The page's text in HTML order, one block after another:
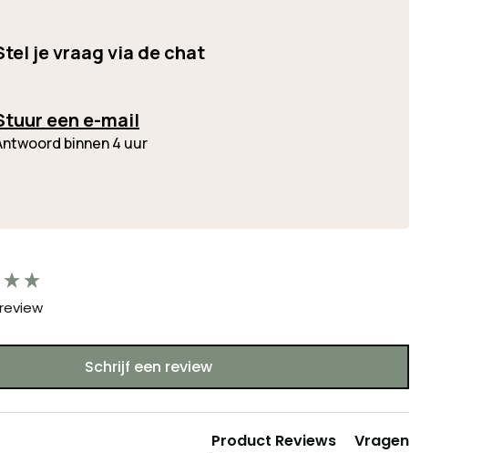
je vraag via de chat
een e-mail
binnen 4 uur
Schrijf een review
Product Reviews Vragen